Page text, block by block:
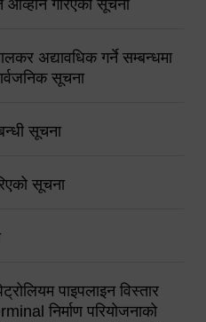
आव्हान गरिएको सूचना
अद्यावधिक गर्ने सम्बन्धमा
सूचना
सूचना
सूचना
पाइपलाइन विस्तार
निर्माण परियोजनाको